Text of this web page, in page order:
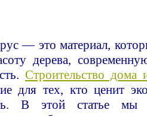
— это материал,
дерева,
Строительство дома
для тех, кто ценит
В этой статье мы